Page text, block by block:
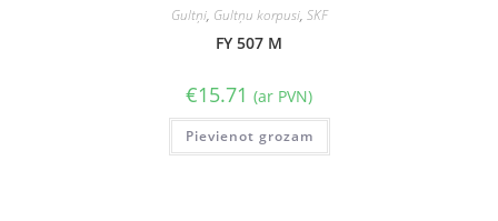
Gultņi, Gultņu korpusi, SKF
FY 507 M
€15.71 (ar PVN)
Pievienot grozam